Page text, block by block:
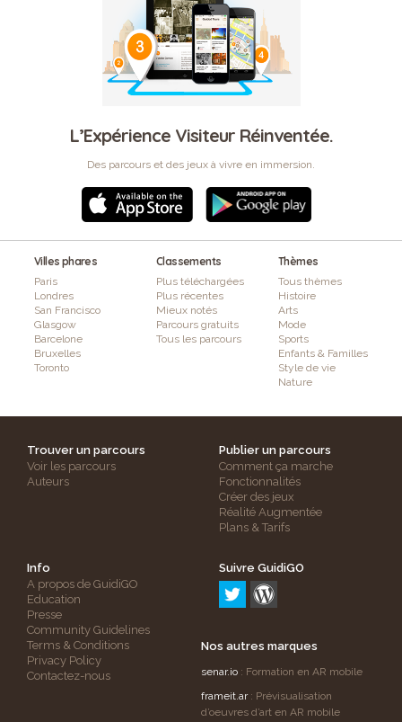
L’Expérience Visiteur Réinventée.
Des parcours et des jeux à vivre en immersion.
Villes phares
Paris
Londres
San Francisco
Glasgow
Barcelone
Bruxelles
Toronto
Classements
Plus téléchargées
Plus récentes
Mieux notés
Parcours gratuits
Tous les parcours
Thèmes
Tous thèmes
Histoire
Arts
Mode
Sports
Enfants & Familles
Style de vie
Nature
Trouver un parcours
Voir les parcours
Auteurs
Publier un parcours
Comment ça marche
Fonctionnalités
Créer des jeux
Réalité Augmentée
Plans & Tarifs
Info
A propos de GuidiGO
Education
Presse
Community Guidelines
Terms & Conditions
Privacy Policy
Contactez-nous
Suivre GuidiGO
Nos autres marques
senar.io : Formation en AR mobile
frameit.ar: Prévisualisation
d’oeuvres d’art en AR mobile